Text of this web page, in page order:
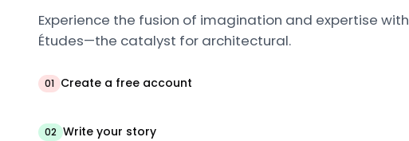
Experience the fusion of imagination and expertise with
Études—the catalyst for architectural.
01 Create a free account
02 Write your story